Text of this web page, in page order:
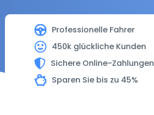
Professionelle Fahrer
450k glückliche Kunden
Sichere Online-Zahlungen
Sparen Sie bis zu 45%